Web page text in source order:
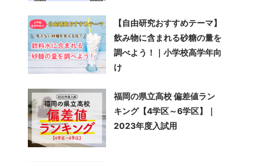
【自由研究おすすめテーマ】
飲み物に含まれる砂糖の量を
調べよう！｜小学校高学年向
け
福岡の県立高校 偏差値ラン
キング【4学区～6学区】｜
2023年度入試用